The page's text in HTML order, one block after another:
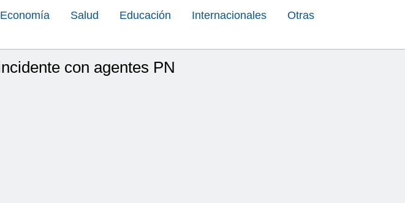
Economía Salud Educación Internacionales Otras
con agentes PN